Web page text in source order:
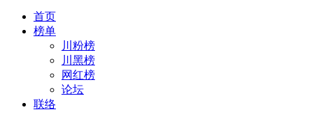
首页
榜单
川粉榜
川黑榜
网红榜
论坛
联络